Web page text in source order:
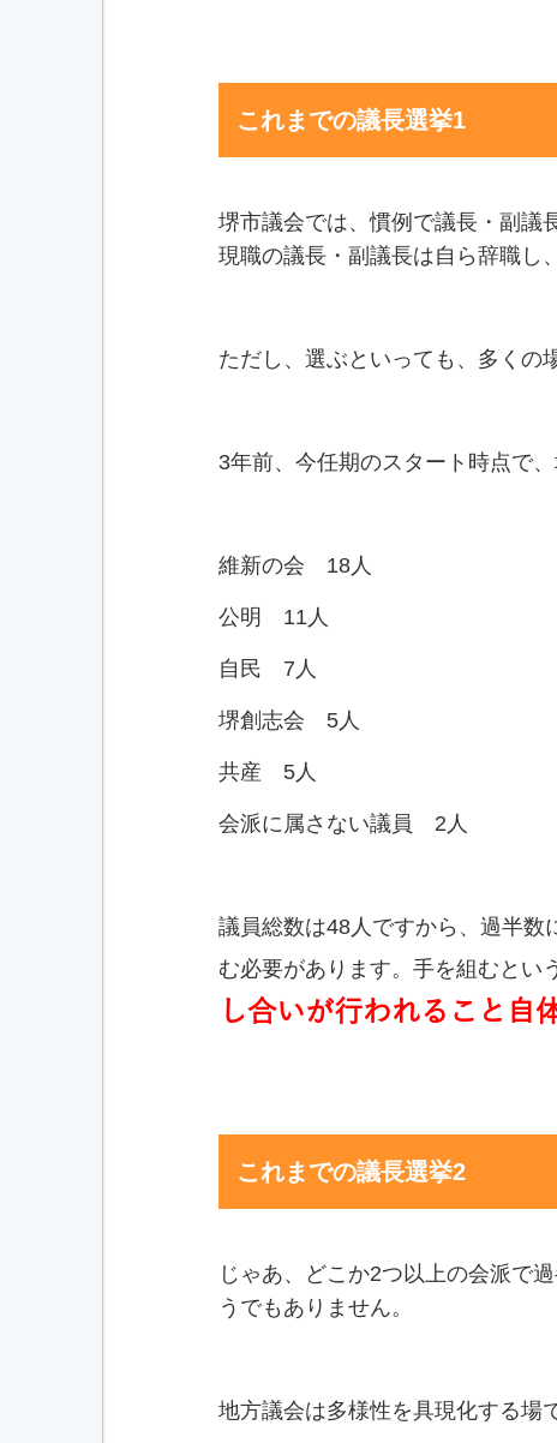
これまでの議長選挙1
堺市議会では、慣例で議長・副議
現職の議長・副議長は自ら辞職し
ただし、選ぶといっても、多くの
3年前、今任期のスタート時点で
維新の会 18人
公明 11人
自民 7人
堺創志会 5人
共産 5人
会派に属さない議員 2人
議員総数は48人ですから、過半数
む必要があります。手を組むとい
し合いが行われること自
これまでの議長選挙2
じゃあ、どこか2つ以上の会派で
うでもありません。
地方議会は多様性を具現化する場